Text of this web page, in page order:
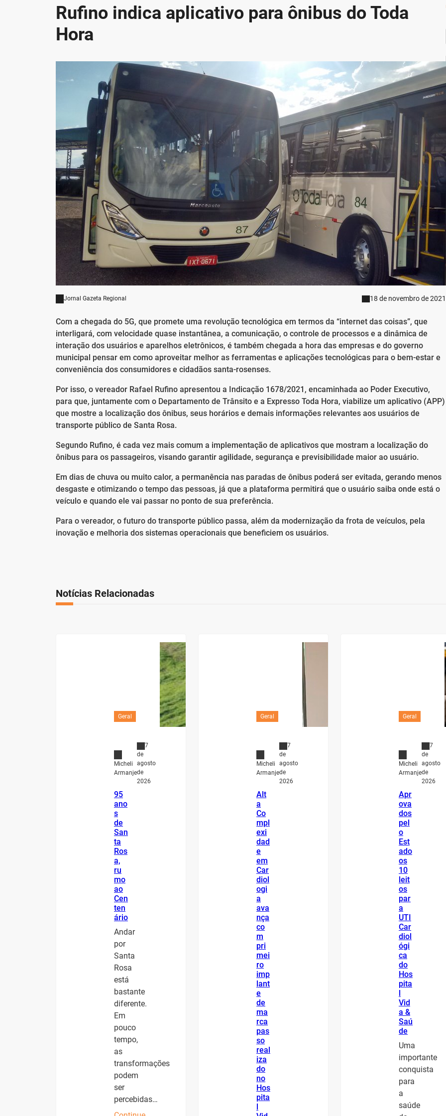
Rufino indica aplicativo para ônibus do Toda
Hora
Jornal Gazeta Regional 18 de novembro de 2021
Com a chegada do 5G, que promete uma revolução tecnológica em termos da “internet das coisas”, que
interligará, com velocidade quase instantânea, a comunicação, o controle de processos e a dinâmica de
interação dos usuários e aparelhos eletrônicos, é também chegada a hora das empresas e do governo
municipal pensar em como aproveitar melhor as ferramentas e aplicações tecnológicas para o bem-estar e
conveniência dos consumidores e cidadãos santa-rosenses.
Por isso, o vereador Rafael Rufino apresentou a Indicação 1678/2021, encaminhada ao Poder Executivo,
para que, juntamente com o Departamento de Trânsito e a Expresso Toda Hora, viabilize um aplicativo (APP)
que mostre a localização dos ônibus, seus horários e demais informações relevantes aos usuários de
transporte público de Santa Rosa.
Segundo Rufino, é cada vez mais comum a implementação de aplicativos que mostram a localização do
ônibus para os passageiros, visando garantir agilidade, segurança e previsibilidade maior ao usuário.
Em dias de chuva ou muito calor, a permanência nas paradas de ônibus poderá ser evitada, gerando menos
desgaste e otimizando o tempo das pessoas, já que a plataforma permitirá que o usuário saiba onde está o
veículo e quando ele vai passar no ponto de sua preferência.
Para o vereador, o futuro do transporte público passa, além da modernização da frota de veículos, pela
inovação e melhoria dos sistemas operacionais que beneficiem os usuários.
r
Notícias Relacionadas
Geral
Micheli
Armanje
7
de
agosto
de
2026
95
ano
s
de
San
ta
Ros
a,
ru
mo
ao
Cen
ten
ário
Andar
por
Santa
Rosa
está
bastante
diferente.
Em
pouco
tempo,
as
transformações
podem
ser
percebidas…
Geral
Micheli
Armanje
7
de
agosto
de
2026
Alt
a
Co
mpl
exi
dad
e
em
Car
diol
ogi
a
ava
nça
co
m
pri
mei
ro
imp
lant
e
de
ma
rca
pas
so
real
iza
do
no
Hos
pita
Geral
Micheli
Armanje
7
de
agosto
de
2026
Apr
ova
dos
pel
o
Est
ado
os
10
leit
os
par
a
UTI
Car
diol
ógi
ca
do
Hos
pita
Vid
a &
Saú
de
Uma
importante
conquista
para
a
saúde